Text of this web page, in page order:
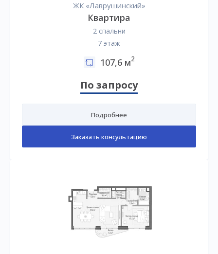
ЖК «Лаврушинский»
Квартира
2 спальни
7 этаж
107,6 м2
По запросу
Подробнее
Заказать консультацию